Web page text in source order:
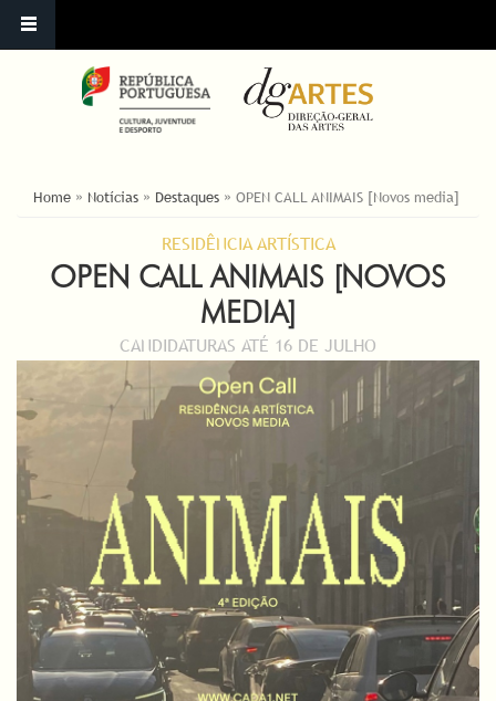
ESTÁ AQUI
Home » Notícias » Destaques » OPEN CALL ANIMAIS [Novos media]
RESIDÊNCIA ARTÍSTICA
OPEN CALL ANIMAIS [NOVOS
MEDIA]
CANDIDATURAS ATÉ 16 DE JULHO